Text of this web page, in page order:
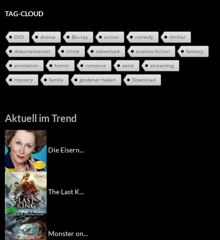
TAG-CLOUD
DVD drama Blu-ray action comedy thriller
dokumentation crime adventure science-fiction fantasy
animation horror romance serie streaming
mystery family goldener haken Download
Aktuell im Trend
Die Eisern...
The Last K...
Monster on...